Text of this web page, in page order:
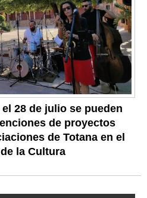
28 de julio se pueden
de proyectos
de Totana en el
la Cultura